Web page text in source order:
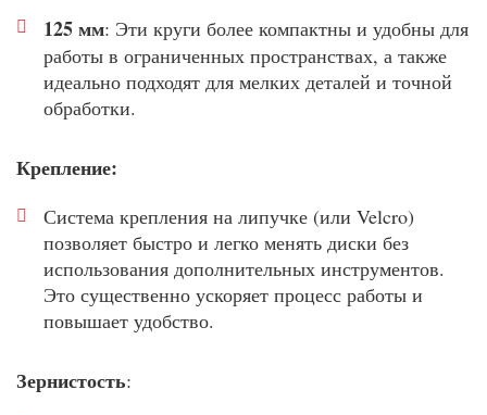
125 мм: Эти круги более компактны и удобны для
работы в ограниченных пространствах, а также
идеально подходят для мелких деталей и точной
обработки.
Крепление:
Система крепления на липучке (или Velcro)
позволяет быстро и легко менять диски без
использования дополнительных инструментов.
Это существенно ускоряет процесс работы и
повышает удобство.
Зернистость: